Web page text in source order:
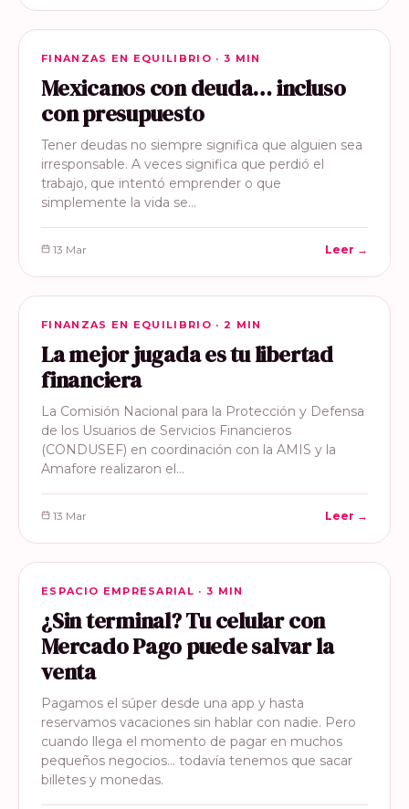
FINANZAS EN EQUILIBRIO
FINANZAS EN EQUILIBRIO · 3 MIN
Mexicanos con deuda… incluso
con presupuesto
Tener deudas no siempre significa que alguien sea
irresponsable. A veces significa que perdió el
trabajo, que intentó emprender o que
simplemente la vida se…
13 Mar Leer →
FINANZAS EN EQUILIBRIO
FINANZAS EN EQUILIBRIO · 2 MIN
La mejor jugada es tu libertad
financiera
La Comisión Nacional para la Protección y Defensa
de los Usuarios de Servicios Financieros
(CONDUSEF) en coordinación con la AMIS y la
Amafore realizaron el…
13 Mar Leer →
ESPACIO EMPRESARIAL
ESPACIO EMPRESARIAL · 3 MIN
¿Sin terminal? Tu celular con
Mercado Pago puede salvar la
venta
Pagamos el súper desde una app y hasta
reservamos vacaciones sin hablar con nadie. Pero
cuando llega el momento de pagar en muchos
pequeños negocios… todavía tenemos que sacar
billetes y monedas.